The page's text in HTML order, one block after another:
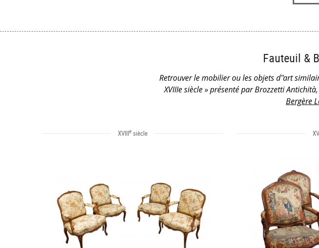
Fauteuil &
Retrouver le mobilier ou les objets d''art
XVIIIe siècle » présenté par Brozzetti
Bergère
XVIIIesiècle